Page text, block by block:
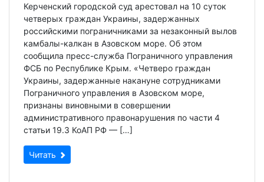
Керченский городской суд арестовал на 10 суток
четверых граждан Украины, задержанных
российскими пограничниками за незаконный вылов
камбалы-калкан в Азовском море. Об этом
сообщила пресс-служба Пограничного управления
ФСБ по Республике Крым. «Четверо граждан
Украины, задержанные накануне сотрудниками
Пограничного управления в Азовском море,
признаны виновными в совершении
административного правонарушения по части 4
статьи 19.3 КоАП РФ — […]
Читать